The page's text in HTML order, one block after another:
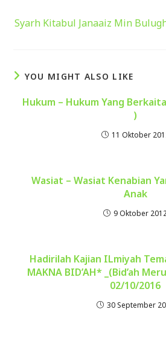
Syarh Kitabul Janaaiz Min
YOU MIGHT ALSO LIKE
Hukum – Hukum Yang
)
11 Oktober
Wasiat – Wasiat Kenabian
Anak
9 Oktober
Hadirilah Kajian ILmiyah
MAKNA BID’AH* _(Bid’ah
02/10/2016
30 September